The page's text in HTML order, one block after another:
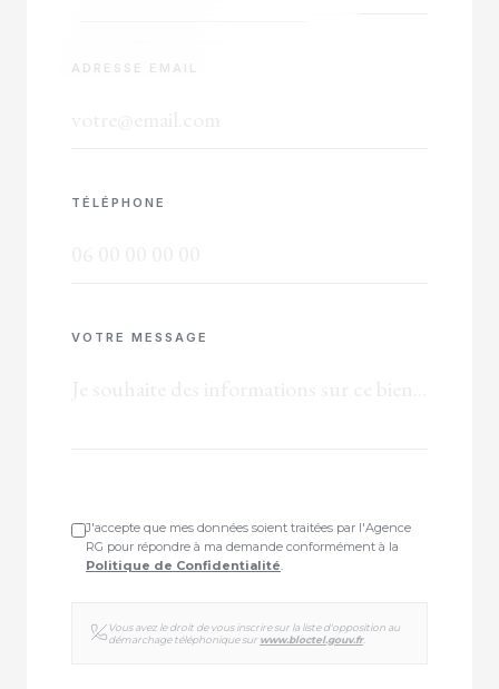
ADRESSE EMAIL
TÉLÉPHONE
VOTRE MESSAGE
J'accepte que mes données soient traitées par l'Agence
RG pour répondre à ma demande conformément à la
Politique de Confidentialité.
Vous avez le droit de vous inscrire sur la liste d'opposition au
démarchage téléphonique sur www.bloctel.gouv.fr.